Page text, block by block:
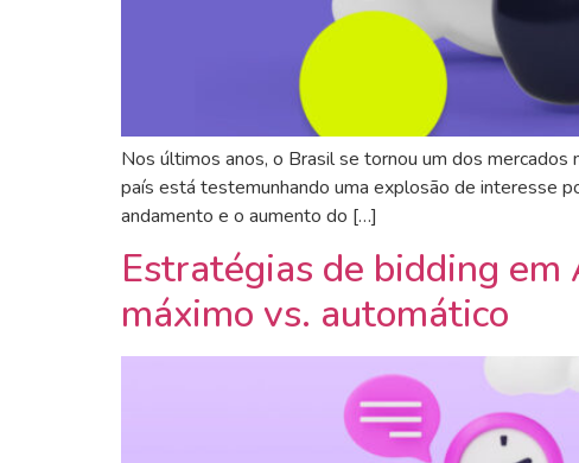
Nos últimos anos, o Brasil se tornou um dos
país está testemunhando uma explosão de interesse
andamento e o aumento do […]
Estratégias de bidding
máximo vs. automático